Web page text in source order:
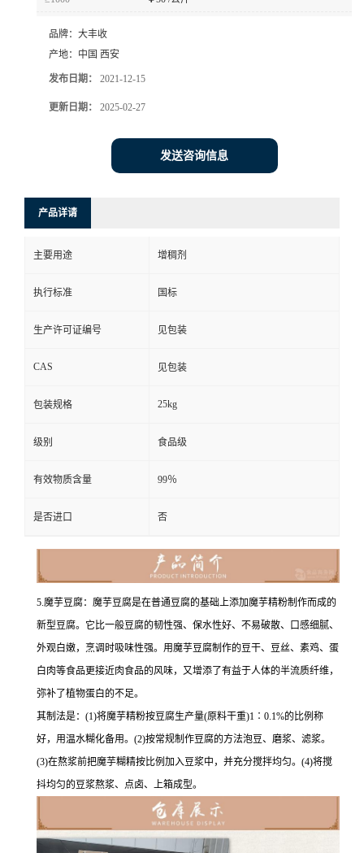
品牌： 大丰收
产地： 中国 西安
发布日期： 2021-12-15
更新日期： 2025-02-27
发送咨询信息
产品详请
主要用途 增稠剂
执行标准 国标
生产许可证编号 见包装
CAS 见包装
包装规格 25kg
级别 食品级
有效物质含量 99％
是否进口 否
5.魔芋豆腐：魔芋豆腐是在普通豆腐的基础上添加魔芋精粉制作而成的
新型豆腐。它比一般豆腐的韧性强、保水性好、不易破散、口感细腻、
外观白嫩，烹调时吸味性强。用魔芋豆腐制作的豆干、豆丝、素鸡、蛋
白肉等食品更接近肉食品的风味，又增添了有益于人体的半流质纤维，
弥补了植物蛋白的不足。
其制法是：(1)将魔芋精粉按豆腐生产量(原料干重)1∶0.1%的比例称
好，用温水糊化备用。(2)按常规制作豆腐的方法泡豆、磨浆、滤浆。
(3)在熬浆前把魔芋糊精按比例加入豆浆中，并充分搅拌均匀。(4)将搅
抖均匀的豆浆熬浆、点卤、上箱成型。